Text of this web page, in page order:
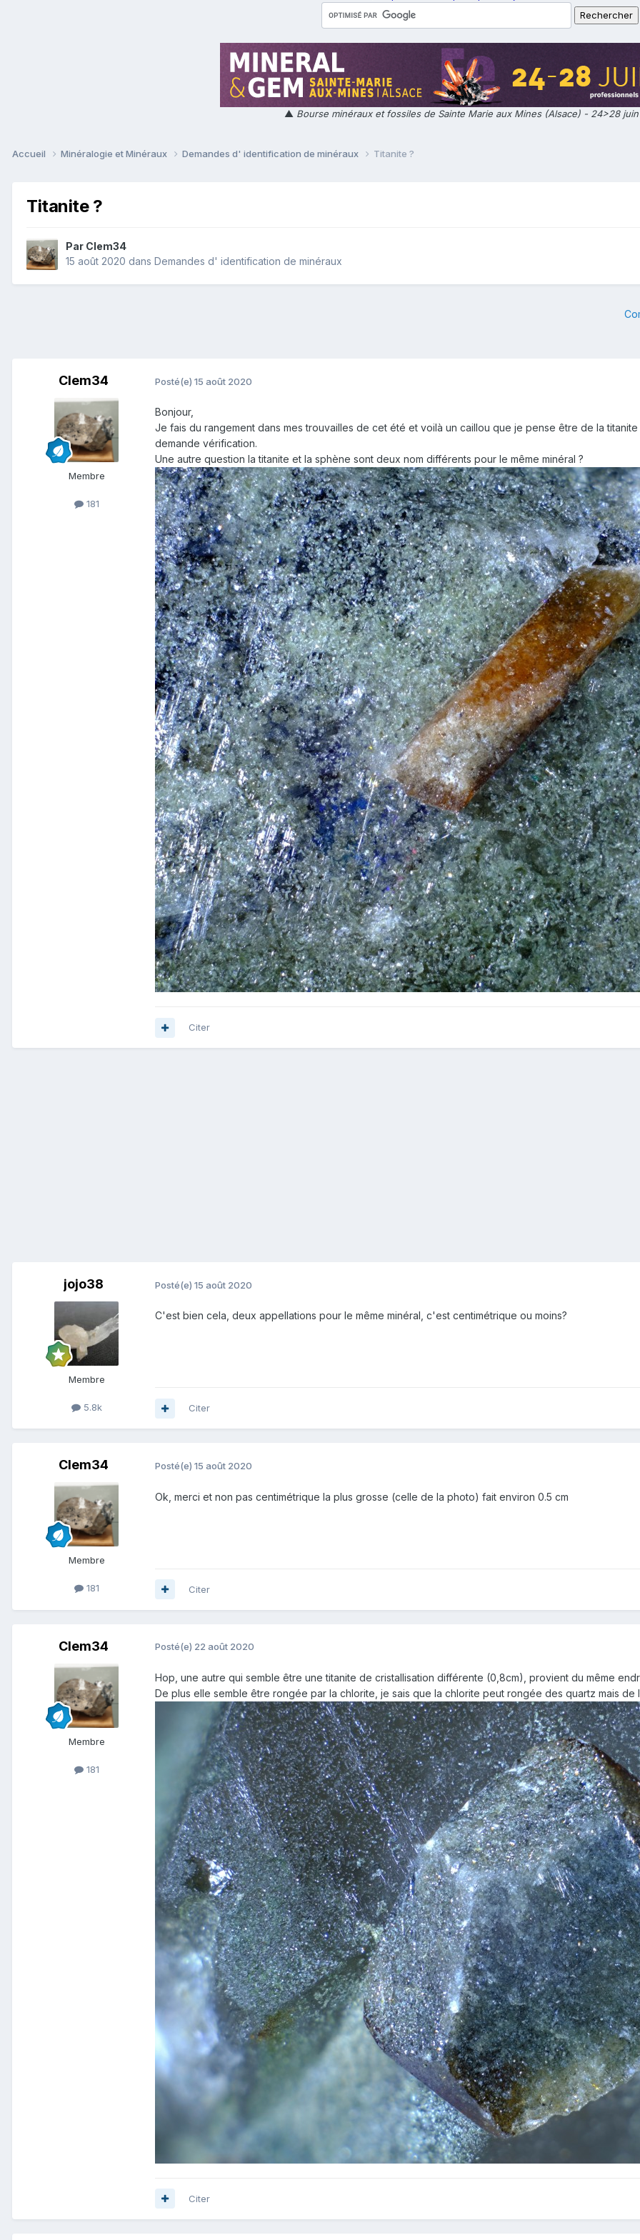
▲ Bourse minéraux et fossiles de Sainte Marie aux Mines (Alsace) - 24>28
Accueil Minéralogie et Minéraux Demandes d' identification de minéraux Titanite ?
Titanite ?
Par Clem34
15 août 2020 dans Demandes d' identification de minéraux
Clem34
Membre
181
Posté(e) 15 août 2020
Bonjour,
Je fais du rangement dans mes trouvailles de cet été et voilà un caillou que je pense être de la
demande vérification.
Une autre question la titanite et la sphène sont deux nom différents pour le même minéral ?
Citer
jojo38
Membre
5.8k
Posté(e) 15 août 2020
C'est bien cela, deux appellations pour le même minéral, c'est centimétrique ou moins?
Citer
Clem34
Membre
181
Posté(e) 15 août 2020
Ok, merci et non pas centimétrique la plus grosse (celle de la photo) fait environ 0.5 cm
Citer
Clem34
Membre
181
Posté(e) 22 août 2020
Hop, une autre qui semble être une titanite de cristallisation différente (0,8cm), provient du même
De plus elle semble être rongée par la chlorite, je sais que la chlorite peut rongée des quartz mais de
Citer